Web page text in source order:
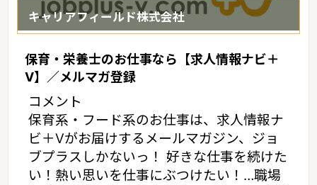
キャリアフィールド株式会社
保育・栄養士のお仕事なら【求人情報ナビ＋
V】／メルマガ登録
コメント
保育系・フード系のお仕事は、求人情報ナ
ビ＋Vがお届けするメールマガジン、ジョ
ブプラスしかないっ！ 好きな仕事を続けた
い！熱い思いを仕事にぶつけたい！…職場